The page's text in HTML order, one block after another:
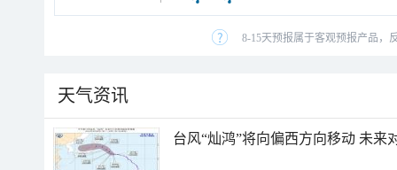
8-15天预报属于客观预报产品，
天气资讯
台风“灿鸿”将向偏西方向移动 未来